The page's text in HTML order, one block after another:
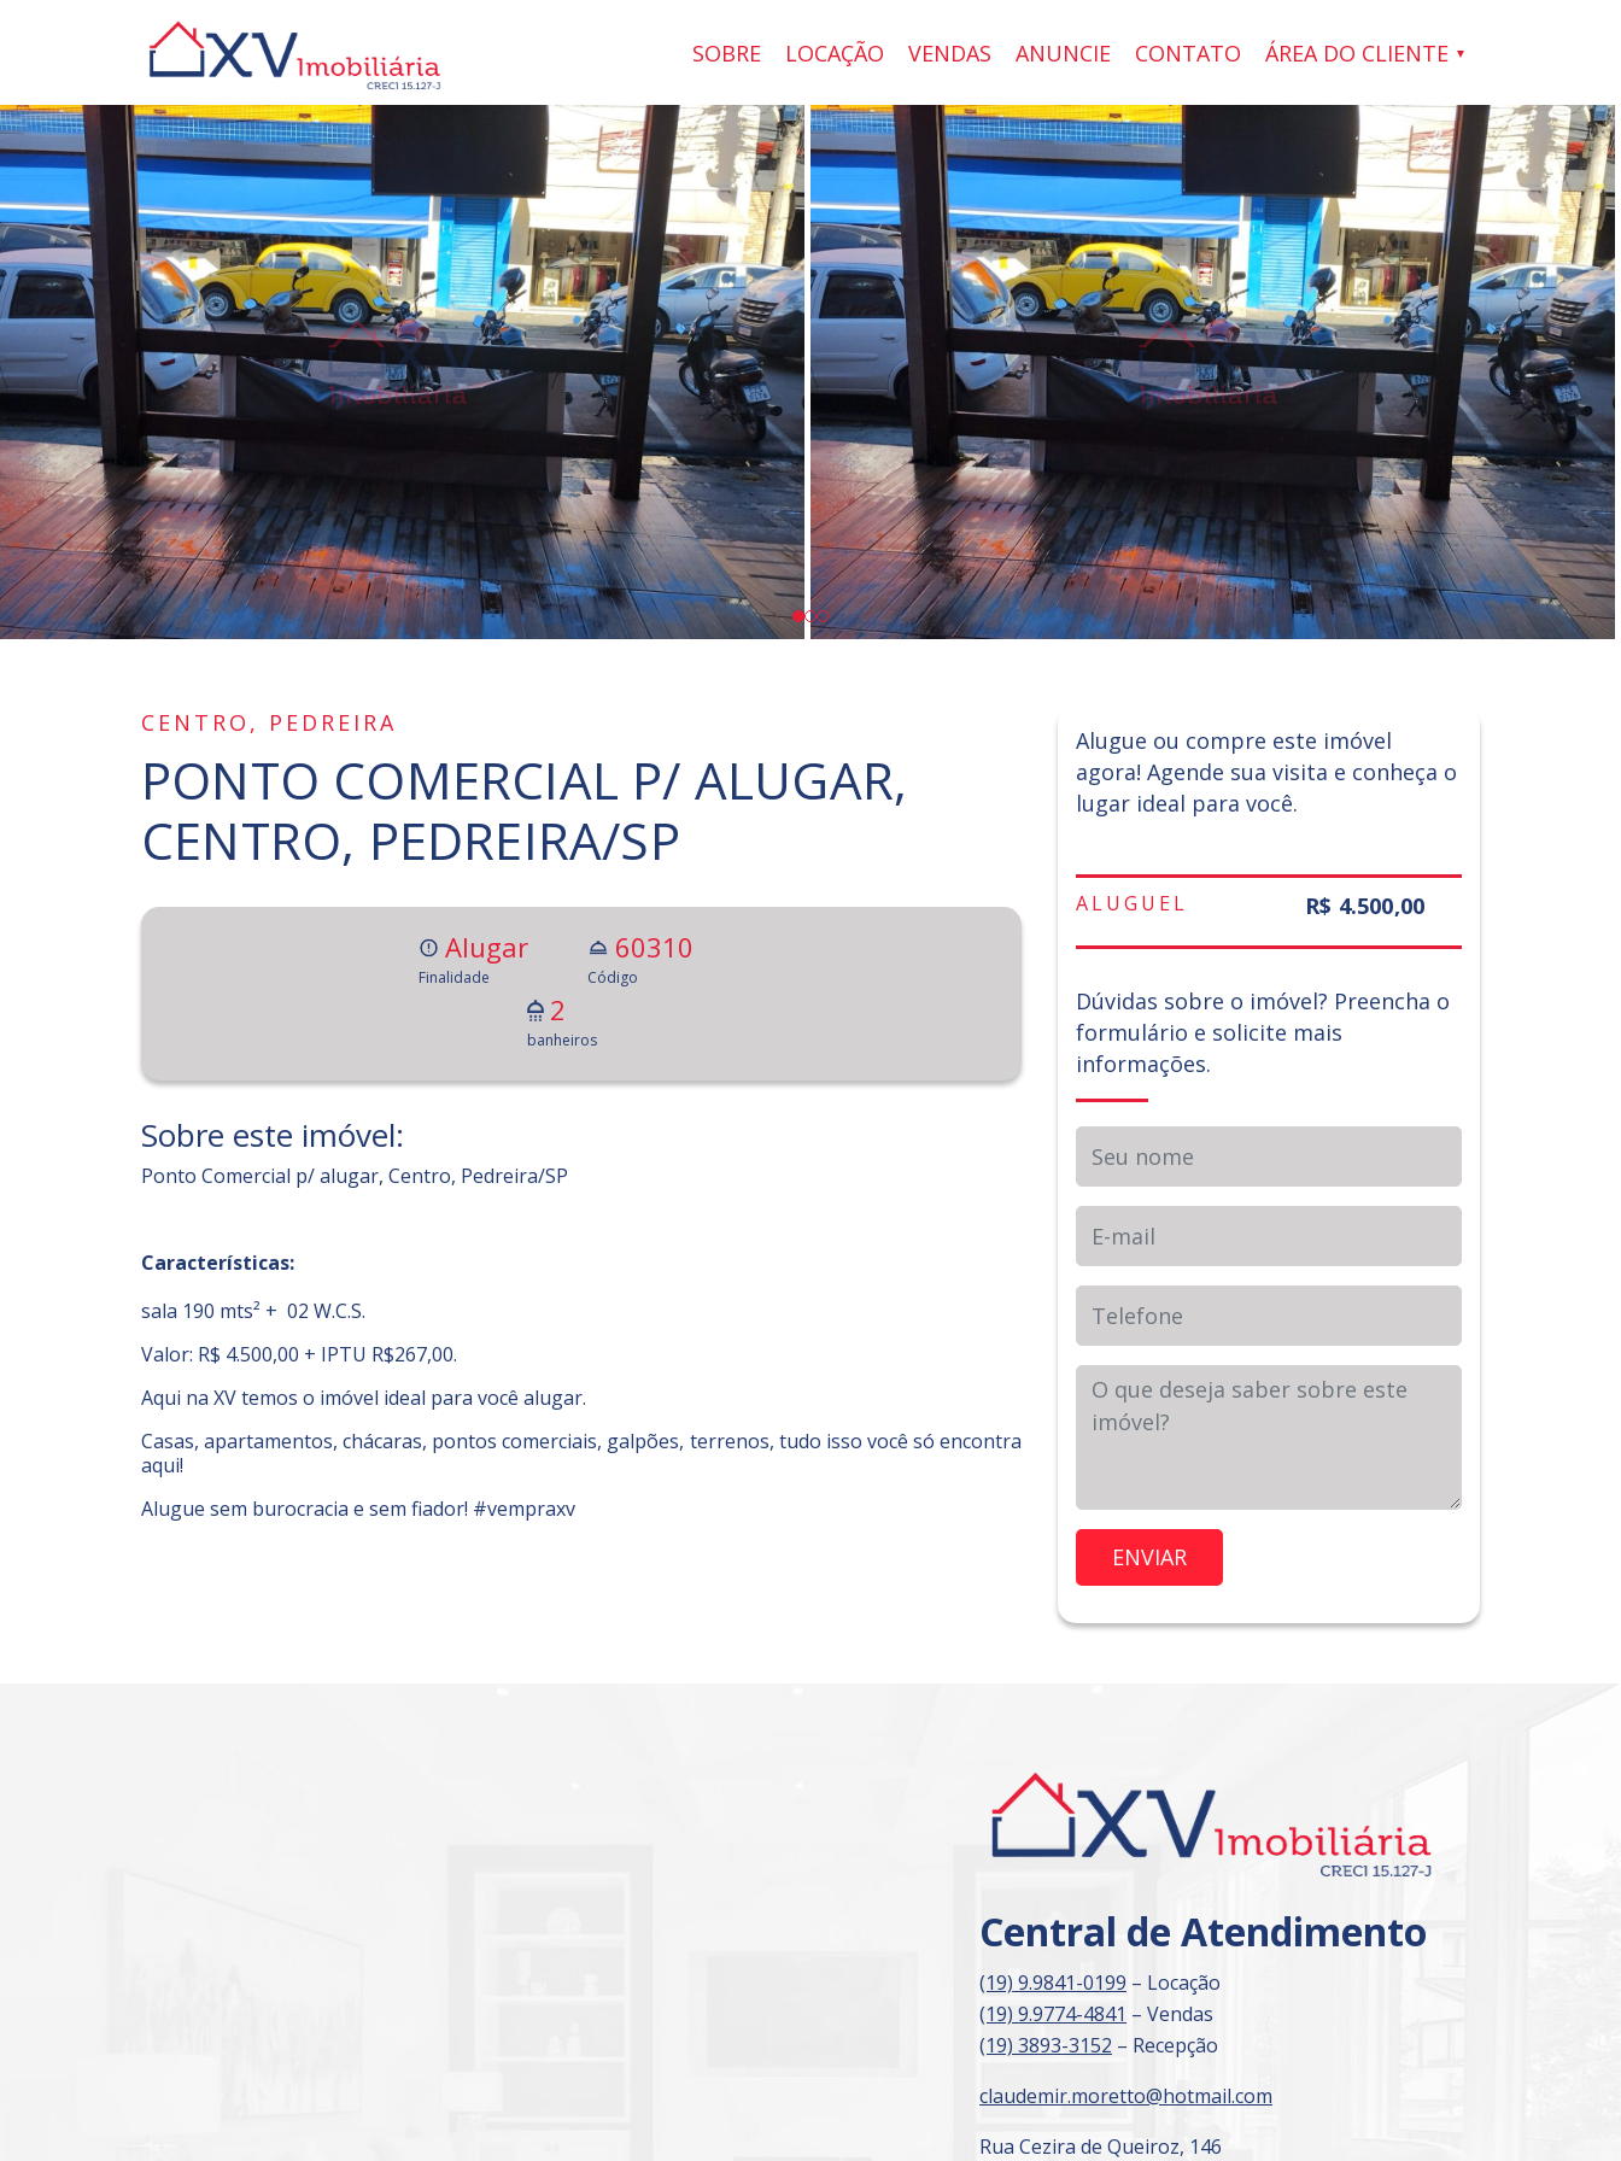
SOBRE LOCAÇÃO VENDAS ANUNCIE CONTATO ÁREA DO CLIENTE
CENTRO, PEDREIRA
PONTO COMERCIAL P/ ALUGAR,
CENTRO, PEDREIRA/SP
Alugar
Finalidade
60310
Código
2
banheiros
Sobre este imóvel:
Ponto Comercial p/ alugar, Centro, Pedreira/SP
Características:
sala 190 mts² + 02 W.C.S.
Valor: R$ 4.500,00 + IPTU R$267,00.
Aqui na XV temos o imóvel ideal para você alugar.
Casas, apartamentos, chácaras, pontos comerciais, galpões, terrenos, tudo isso você só encontra
aqui!
Alugue sem burocracia e sem fiador! #vempraxv
Alugue ou compre este imóvel
agora! Agende sua visita e conheça o
lugar ideal para você.
ALUGUEL R$ 4.500,00
Dúvidas sobre o imóvel? Preencha o
formulário e solicite mais
informações.
Telefone
Sua Mensagem
Imóvel de Interesse
Central de Atendimento
(19) 9.9841-0199 – Locação
(19) 9.9774-4841 – Vendas
(19) 3893-3152 – Recepção
claudemir.moretto@hotmail.com
Rua Cezira de Queiroz, 146